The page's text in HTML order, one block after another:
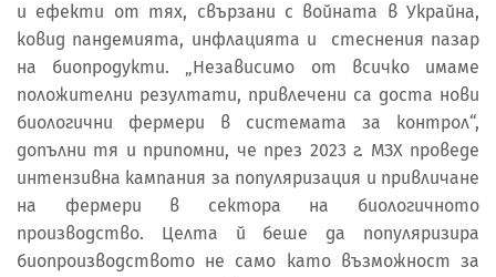
и ефекти от тях, свързани с войната в Украйна,
ковид пандемията, инфлацията и стеснения пазар
на биопродукти. „Независимо от всичко имаме
положителни резултати, привлечени са доста нови
биологични фермери в системата за контрол“,
допълни тя и припомни, че през 2023 г. МЗХ проведе
интензивна кампания за популяризация и привличане
на фермери в сектора на биологичното
производство. Целта й беше да популяризира
биопроизводството не само като възможност за